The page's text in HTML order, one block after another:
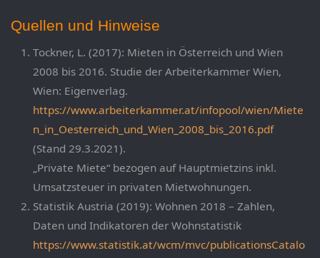
Quellen und Hinweise
Tockner, L. (2017): Mieten in Österreich und Wien
2008 bis 2016. Studie der Arbeiterkammer Wien,
Wien: Eigenverlag.
https://www.arbeiterkammer.at/infopool/wien/Miete
n_in_Oesterreich_und_Wien_2008_bis_2016.pdf
(Stand 29.3.2021).
„Private Miete“ bezogen auf Hauptmietzins inkl.
Umsatzsteuer in privaten Mietwohnungen.
Statistik Austria (2019): Wohnen 2018 – Zahlen,
Daten und Indikatoren der Wohnstatistik
https://www.statistik.at/wcm/mvc/publicationsCatalo